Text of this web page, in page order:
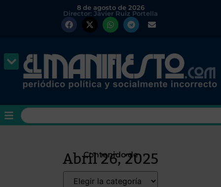
8 de agosto de 2026
Director: Javier Ruiz Portella
Contenido de
Abril 26, 2025